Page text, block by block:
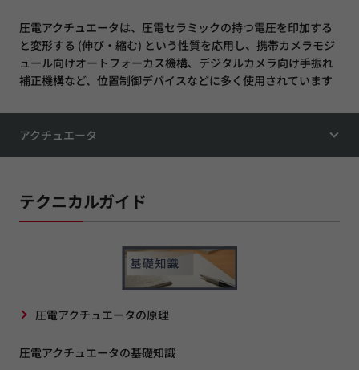
圧電アクチュエータは、圧電セラミックの持つ電圧を印加する
と変形する (伸び・縮む) という性質を応用し、携帯カメラモジ
ュール向けオートフォーカス機構、デジタルカメラ向け手振れ
補正機構など、位置制御デバイスなどに多く使用されています
アクチュエータ
テクニカルガイド
圧電アクチュエータの原理
圧電アクチュエータの基礎知識